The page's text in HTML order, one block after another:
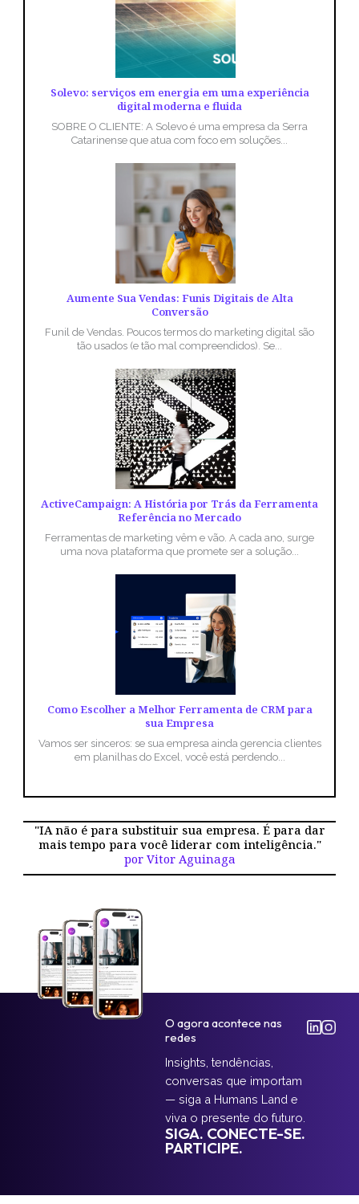
Solevo: serviços em energia em uma experiência
digital moderna e fluida
SOBRE O CLIENTE: A Solevo é uma empresa da Serra
Catarinense que atua com foco em soluções...
Aumente Sua Vendas: Funis Digitais de Alta
Conversão
Funil de Vendas. Poucos termos do marketing digital são
tão usados (e tão mal compreendidos). Se...
ActiveCampaign: A História por Trás da Ferramenta
Referência no Mercado
Ferramentas de marketing vêm e vão. A cada ano, surge
uma nova plataforma que promete ser a solução...
Como Escolher a Melhor Ferramenta de CRM para
sua Empresa
Vamos ser sinceros: se sua empresa ainda gerencia clientes
em planilhas do Excel, você está perdendo...
"IA não é para substituir sua empresa. É para dar
mais tempo para você liderar com inteligência."
por Vitor Aguinaga
O agora acontece nas
redes
Insights, tendências,
conversas que importam
— siga a Humans Land e
viva o presente do futuro.
SIGA. CONECTE-SE.
PARTICIPE.